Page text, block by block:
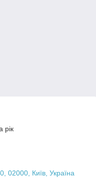
рік
02000, Київ, Україна